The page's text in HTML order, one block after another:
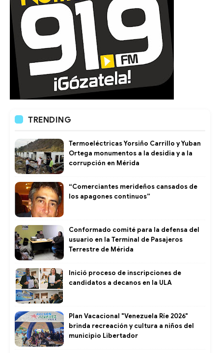
TRENDING
Termoeléctricas Yorsiño Carrillo y Yuban
Ortega monumentos a la desidia y a la
corrupción en Mérida
“Comerciantes merideños cansados de
los apagones continuos”
Conformado comité para la defensa del
usuario en la Terminal de Pasajeros
Terrestre de Mérida
Inició proceso de inscripciones de
candidatos a decanos en la ULA
Plan Vacacional "Venezuela Ríe 2026"
brinda recreación y cultura a niños del
municipio Libertador